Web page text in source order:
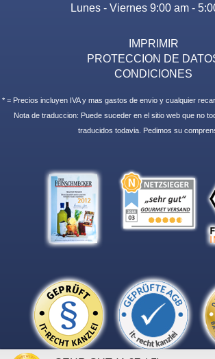
Lunes - Viernes 9:00 am -
IMPRIMIR
PROTECCION DE
CONDICIONES
* = Precios incluyen IVA y mas gastos de envio y cualquier
Nota de traduccion: Puede suceder en el sitio web que no
traducidos todavia. Pedimos su